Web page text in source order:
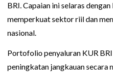
BRI. Capaian ini selaras
memperkuat sektor riil dan
nasional.
Portofolio penyaluran KUR
peningkatan jangkauan secara